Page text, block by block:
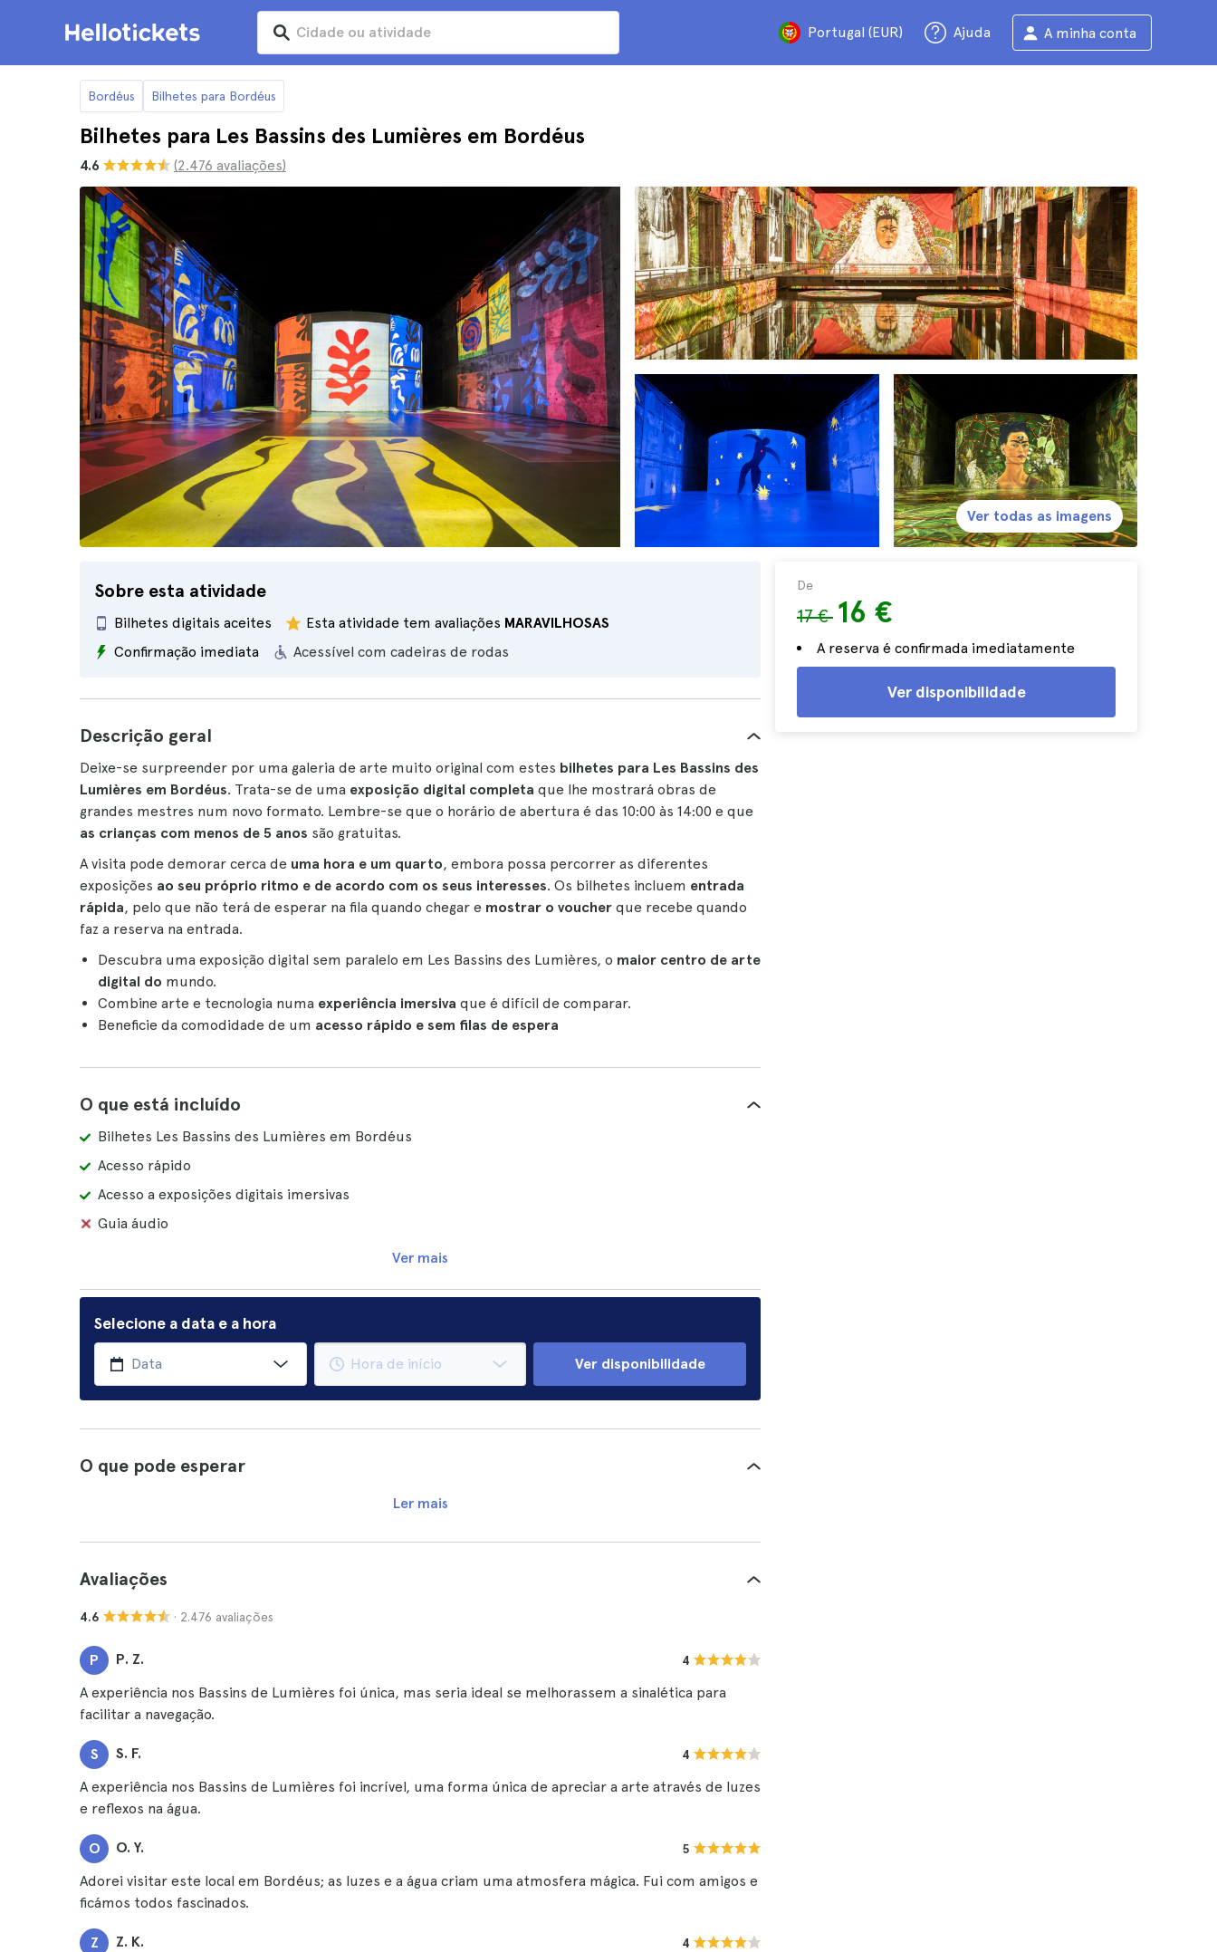
Portugal (EUR) Ajuda A minha conta
Bordéus Bilhetes para Bordéus
Bilhetes para Les Bassins des Lumières em Bordéus
4.6 (2.476 avaliações)
Sobre esta atividade
Bilhetes digitais aceites
Acessível com cadeiras de rodas
Esta atividade tem avaliações MARAVILHOSAS
Confirmação imediata
De
17 € 16 €
A reserva é confirmada imediatamente
Ver disponibilidade
Ver todas as imagens
Descrição geral
Deixe-se surpreender por uma galeria de arte muito original com estes bilhetes para Les Bassins des
Lumières em Bordéus. Trata-se de uma exposição digital completa que lhe mostrará obras de
grandes mestres num novo formato. Lembre-se que o horário de abertura é das 10:00 às 14:00 e que
as crianças com menos de 5 anos são gratuitas.
A visita pode demorar cerca de uma hora e um quarto, embora possa percorrer as diferentes
exposições ao seu próprio ritmo e de acordo com os seus interesses. Os bilhetes incluem entrada
rápida, pelo que não terá de esperar na fila quando chegar e mostrar o voucher que recebe quando
faz a reserva na entrada.
Descubra uma exposição digital sem paralelo em Les Bassins des Lumières, o maior centro de arte
digital do mundo.
Combine arte e tecnologia numa experiência imersiva que é difícil de comparar.
Beneficie da comodidade de um acesso rápido e sem filas de espera
O que está incluído
Bilhetes Les Bassins des Lumières em Bordéus
Acesso rápido
Acesso a exposições digitais imersivas
Guia áudio
Ver mais
Selecione a data e a hora
Ver disponibilidade
O que pode esperar
Ler mais
Avaliações
4.6 · 2.476 avaliações
P P. Z. 4
A experiência nos Bassins de Lumières foi única, mas seria ideal se melhorassem a sinalética para
facilitar a navegação.
S S. F. 4
A experiência nos Bassins de Lumières foi incrível, uma forma única de apreciar a arte através de luzes
e reflexos na água.
O O. Y. 5
Adorei visitar este local em Bordéus; as luzes e a água criam uma atmosfera mágica. Fui com amigos e
ficámos todos fascinados.
Z Z. K. 4